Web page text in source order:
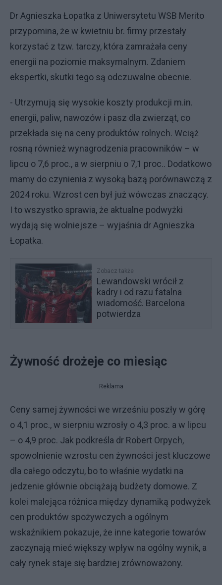
Dr Agnieszka Łopatka z Uniwersytetu WSB Merito
przypomina, że w kwietniu br. firmy przestały
korzystać z tzw. tarczy, która zamrażała ceny
energii na poziomie maksymalnym. Zdaniem
ekspertki, skutki tego są odczuwalne obecnie.
- Utrzymują się wysokie koszty produkcji m.in.
energii, paliw, nawozów i pasz dla zwierząt, co
przekłada się na ceny produktów rolnych. Wciąż
rosną również wynagrodzenia pracowników – w
lipcu o 7,6 proc., a w sierpniu o 7,1 proc.. Dodatkowo
mamy do czynienia z wysoką bazą porównawczą z
2024 roku. Wzrost cen był już wówczas znaczący.
I to wszystko sprawia, że aktualne podwyżki
wydają się wolniejsze – wyjaśnia dr Agnieszka
Łopatka.
Zobacz także
Lewandowski wrócił z
kadry i od razu fatalna
wiadomość. Barcelona
potwierdza
Żywność drożeje co miesiąc
Reklama
Ceny samej żywności we wrześniu poszły w górę
o 4,1 proc., w sierpniu wzrosły o 4,3 proc. a w lipcu
– o 4,9 proc. Jak podkreśla dr Robert Orpych,
spowolnienie wzrostu cen żywności jest kluczowe
dla całego odczytu, bo to właśnie wydatki na
jedzenie głównie obciążają budżety domowe. Z
kolei malejąca różnica między dynamiką podwyżek
cen produktów spożywczych a ogólnym
wskaźnikiem pokazuje, że inne kategorie towarów
zaczynają mieć większy wpływ na ogólny wynik, a
cały rynek staje się bardziej zrównoważony.